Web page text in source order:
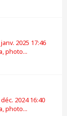
2025 17:46
photo...
2024 16:40
photo...